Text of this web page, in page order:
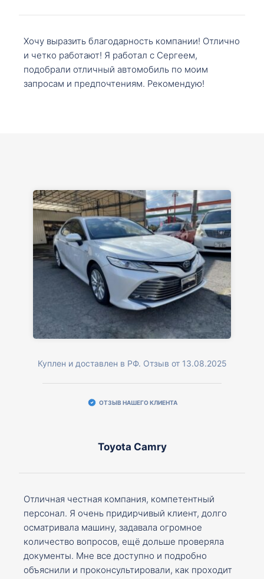
Хочу выразить благодарность компании! Отлично
и четко работают! Я работал с Сергеем,
подобрали отличный автомобиль по моим
запросам и предпочтениям. Рекомендую!
Куплен и доставлен в РФ. Отзыв от 13.08.2025
ОТЗЫВ НАШЕГО КЛИЕНТА
Toyota Camry
Отличная честная компания, компетентный
персонал. Я очень придирчивый клиент, долго
осматривала машину, задавала огромное
количество вопросов, ещё дольше проверяла
документы. Мне все доступно и подробно
объяснили и проконсультировали, как проходит